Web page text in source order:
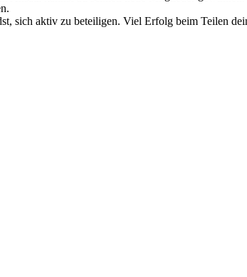
sich aktiv zu beteiligen. Viel Erfolg beim Teilen